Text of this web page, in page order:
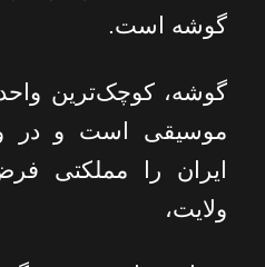
گوشه است.
گوشه، کوچک‌ترین
موسیقی است و در
ایران را مملکتی
ولایت،